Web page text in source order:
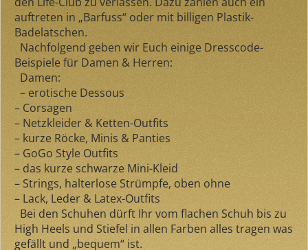
auftreten in „Barfuss“ oder mit billigen Plastik-
Badelatschen.
Nachfolgend geben wir Euch einige Dresscode-
Beispiele für Damen & Herren:
Damen:
– erotische Dessous
– Corsagen
– Netzkleider & Ketten-Outfits
– kurze Röcke, Minis & Panties
– GoGo Style Outfits
– das kurze schwarze Mini-Kleid
– Strings, halterlose Strümpfe, oben ohne
– Lack, Leder & Latex-Outfits
Bei den Schuhen dürft Ihr vom flachen Schuh bis zu
High Heels und Stiefel in allen Farben alles tragen was
gefällt und „bequem“ ist.